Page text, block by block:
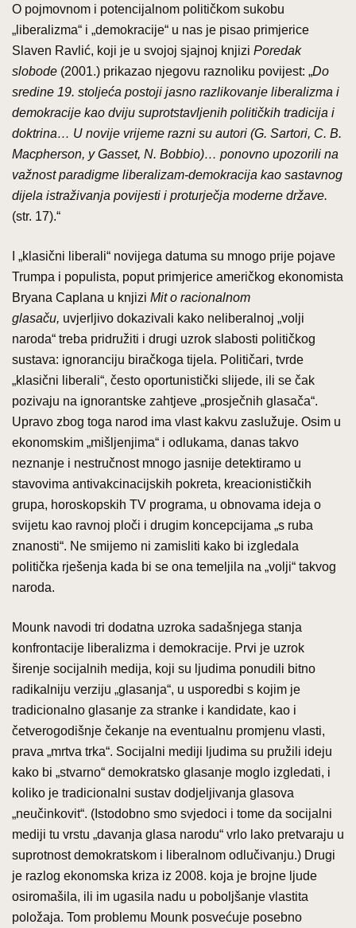
O pojmovnom i potencijalnom političkom sukobu
„liberalizma“ i „demokracije“ u nas je pisao primjerice
Slaven Ravlić, koji je u svojoj sjajnoj knjizi Poredak
slobode (2001.) prikazao njegovu raznoliku povijest: „Do
sredine 19. stoljeća postoji jasno razlikovanje liberalizma i
demokracije kao dviju suprotstavljenih političkih tradicija i
doktrina… U novije vrijeme razni su autori (G. Sartori, C. B.
Macpherson, y Gasset, N. Bobbio)… ponovno upozorili na
važnost paradigme liberalizam-demokracija kao sastavnog
dijela istraživanja povijesti i proturječja moderne države.
(str. 17).“
I „klasični liberali“ novijega datuma su mnogo prije pojave
Trumpa i populista, poput primjerice američkog ekonomista
Bryana Caplana u knjizi Mit o racionalnom
glasaču, uvjerljivo dokazivali kako neliberalnoj „volji
naroda“ treba pridružiti i drugi uzrok slabosti političkog
sustava: ignoranciju biračkoga tijela. Političari, tvrde
„klasični liberali“, često oportunistički slijede, ili se čak
pozivaju na ignorantske zahtjeve „prosječnih glasača“.
Upravo zbog toga narod ima vlast kakvu zaslužuje. Osim u
ekonomskim „mišljenjima“ i odlukama, danas takvo
neznanje i nestručnost mnogo jasnije detektiramo u
stavovima antivakcinacijskih pokreta, kreacionističkih
grupa, horoskopskih TV programa, u obnovama ideja o
svijetu kao ravnoj ploči i drugim koncepcijama „s ruba
znanosti“. Ne smijemo ni zamisliti kako bi izgledala
politička rješenja kada bi se ona temeljila na „volji“ takvog
naroda.
Mounk navodi tri dodatna uzroka sadašnjega stanja
konfrontacije liberalizma i demokracije. Prvi je uzrok
širenje socijalnih medija, koji su ljudima ponudili bitno
radikalniju verziju „glasanja“, u usporedbi s kojim je
tradicionalno glasanje za stranke i kandidate, kao i
četverogodišnje čekanje na eventualnu promjenu vlasti,
prava „mrtva trka“. Socijalni mediji ljudima su pružili ideju
kako bi „stvarno“ demokratsko glasanje moglo izgledati, i
koliko je tradicionalni sustav dodjeljivanja glasova
„neučinkovit“. (Istodobno smo svjedoci i tome da socijalni
mediji tu vrstu „davanja glasa narodu“ vrlo lako pretvaraju u
suprotnost demokratskom i liberalnom odlučivanju.) Drugi
je razlog ekonomska kriza iz 2008. koja je brojne ljude
osiromašila, ili im ugasila nadu u poboljšanje vlastita
položaja. Tom problemu Mounk posvećuje posebno